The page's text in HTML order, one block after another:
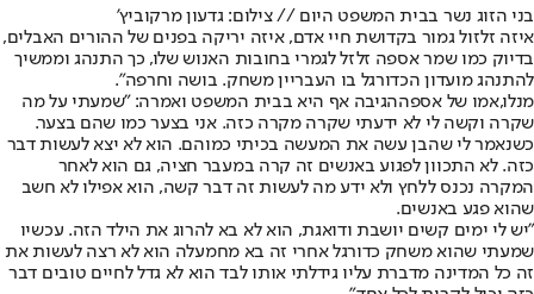
בני הזוג נשר בבית המשפט היום // צילום: גדעון מרקוביץ'
איזה זלזול גמור בקדושת חיי אדם, איזה יריקה בפנים של ההורים האבלים,
בדיוק כמו שמר אספה זלזל לגמרי בחובות האנוש שלו, כך התנהג וממשיך
להתנהג מועדון הכדורגל בו העבריין משחק. בושה וחרפה".
מנלו,אמו של אספההגיבה אף היא בבית המשפט ואמרה: "שמעתי על מה
שקרה וקשה לי לא ידעתי שקרה מקרה כזה. אני בצער כמו שהם בצער.
כשנאמר לי שהבן עשה את המעשה בכיתי כמוהם. הוא לא יצא לעשות דבר
כזה. לא התכוון לפגוע באנשים זה קרה במעבר חציה, גם הוא לאחר
המקרה נכנס ללחץ ולא ידע מה לעשות זה דבר קשה, הוא אפילו לא חשב
שהוא פגע באנשים.
"יש לי ימים קשים יושבת ודואגת, הוא לא בא להרוג את הילד הזה. עכשיו
שמעתי שהוא משחק כדורגל אחרי זה בא מחמעלה הוא לא רצה לעשות את
זה כל המדינה מדברת עליו גידלתי אותו לבד הוא לא גדל לחיים טובים דבר